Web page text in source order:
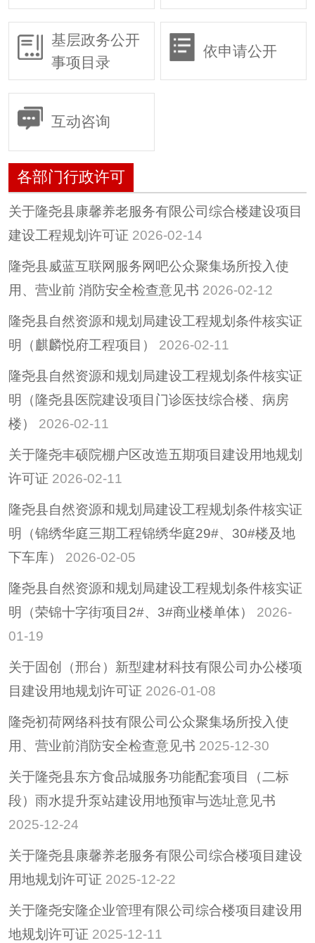
行政许可
行政审批
行政复议
重大建设项目
建议提案
惠民惠农财政补贴专
栏
招考招录
重大决策
重大会议
其他
隆尧县稳定经济运行
政策专栏
社会救助
减税降费
基层政务公开
事项目录
依申请公开
互动咨询
各部门行政许可
关于隆尧县康馨养老服务有限公司综合楼建设项目
建设工程规划许可证 2026-02-14
隆尧县威蓝互联网服务网吧公众聚集场所投入使
用、营业前 消防安全检查意见书 2026-02-12
隆尧县自然资源和规划局建设工程规划条件核实证
明（麒麟悦府工程项目）
2026-02-11
隆尧县自然资源和规划局建设工程规划条件核实证
明（隆尧县医院建设项目门诊医技综合楼、病房
楼）
2026-02-11
关于隆尧丰硕院棚户区改造五期项目建设用地规划
许可证 2026-02-11
隆尧县自然资源和规划局建设工程规划条件核实证
明（锦绣华庭三期工程锦绣华庭29#、30#楼及地
下车库）
2026-02-05
隆尧县自然资源和规划局建设工程规划条件核实证
明（荣锦十字街项目2#、3#商业楼单体）
2026-
01-19
关于固创（邢台）新型建材科技有限公司办公楼项
目建设用地规划许可证 2026-01-08
隆尧初荷网络科技有限公司公众聚集场所投入使
用、营业前消防安全检查意见书 2025-12-30
关于隆尧县东方食品城服务功能配套项目（二标
段）雨水提升泵站建设用地预审与选址意见书
2025-12-24
关于隆尧县康馨养老服务有限公司综合楼项目建设
用地规划许可证 2025-12-22
关于隆尧安隆企业管理有限公司综合楼项目建设用
地规划许可证 2025-12-11